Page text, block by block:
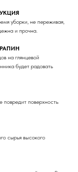
уборки, не переживая,
и прочна.
на глянцевой
будет радовать
повредит поверхность
сырья высокого